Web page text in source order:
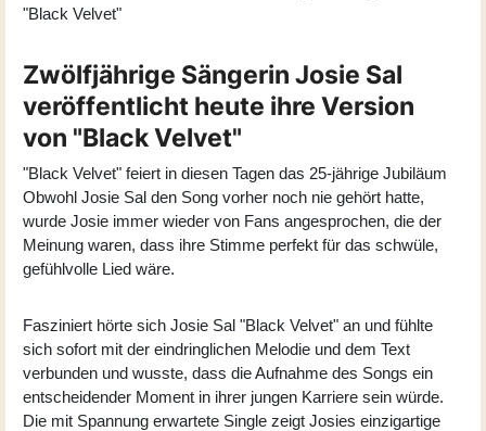
"Black Velvet"
Zwölfjährige Sängerin Josie Sal
veröffentlicht heute ihre Version
von "Black Velvet"
"Black Velvet" feiert in diesen Tagen das 25-jährige Jubiläum
Obwohl Josie Sal den Song vorher noch nie gehört hatte,
wurde Josie immer wieder von Fans angesprochen, die der
Meinung waren, dass ihre Stimme perfekt für das schwüle,
gefühlvolle Lied wäre.
Fasziniert hörte sich Josie Sal "Black Velvet" an und fühlte
sich sofort mit der eindringlichen Melodie und dem Text
verbunden und wusste, dass die Aufnahme des Songs ein
entscheidender Moment in ihrer jungen Karriere sein würde.
Die mit Spannung erwartete Single zeigt Josies einzigartige